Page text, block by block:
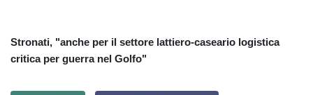
Stronati, "anche per il settore lattiero-caseario logistica
critica per guerra nel Golfo"